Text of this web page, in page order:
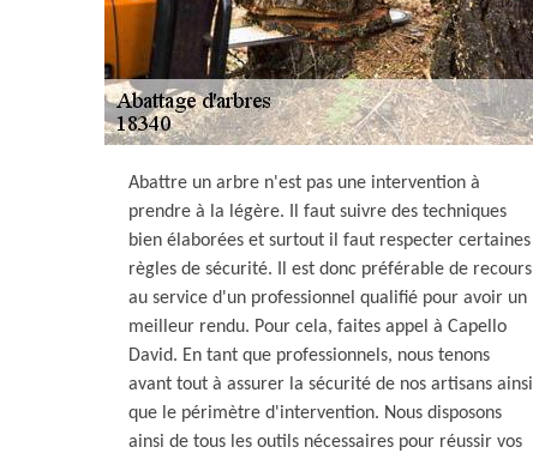
Abattre un arbre n'est pas une intervention à
prendre à la légère. Il faut suivre des techniques
bien élaborées et surtout il faut respecter certaines
règles de sécurité. Il est donc préférable de recours
au service d'un professionnel qualifié pour avoir un
meilleur rendu. Pour cela, faites appel à Capello
David. En tant que professionnels, nous tenons
avant tout à assurer la sécurité de nos artisans ainsi
que le périmètre d'intervention. Nous disposons
ainsi de tous les outils nécessaires pour réussir vos